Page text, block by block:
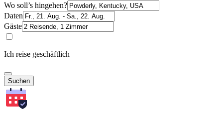
Wo soll’s hingehen?
Daten
Gäste
Ich reise geschäftlich
Suchen